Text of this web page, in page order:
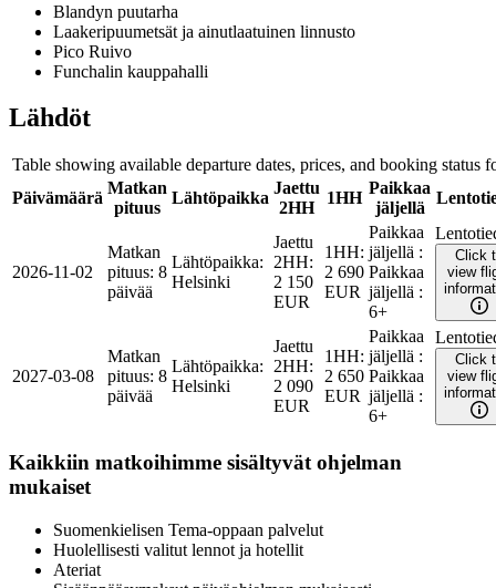
Blandyn puutarha
Laakeripuumetsät ja ainutlaatuinen linnusto
Pico Ruivo
Funchalin kauppahalli
Lähdöt
Table showing available departure dates, prices, and booking status
Päivämäärä
Matkan
pituus
Lähtöpaikka
Jaettu
2HH
1HH
Paikkaa
jäljellä
2026-11-02
Matkan
pituus: 8
päivää
Lähtöpaikka:
Helsinki
Jaettu
2HH:
2 150
EUR
1HH:
2 690
EUR
Paikkaa
jäljellä :
Paikkaa
jäljellä :
6+
Click
view
2027-03-08
Matkan
pituus: 8
päivää
Lähtöpaikka:
Helsinki
Jaettu
2HH:
2 090
EUR
1HH:
2 650
EUR
Paikkaa
jäljellä :
Paikkaa
jäljellä :
6+
Click
view
Kaikkiin matkoihimme sisältyvät ohjelman
mukaiset
Suomenkielisen Tema-oppaan palvelut
Huolellisesti valitut lennot ja hotellit
Ateriat